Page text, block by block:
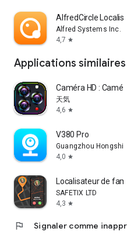
AlfredCircle
Alfred Systems Inc.
4,7 star
Applications similaires
Caméra HD :
天気
4,6 star
V380 Pro
Guangzhou Hongshi
4,0 star
Localisateur de
SAFETIX LTD
4,3 star
flag Signaler comme